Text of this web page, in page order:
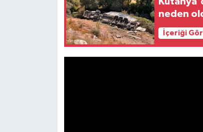
neden
İçeriği
Rüya Tabirleri